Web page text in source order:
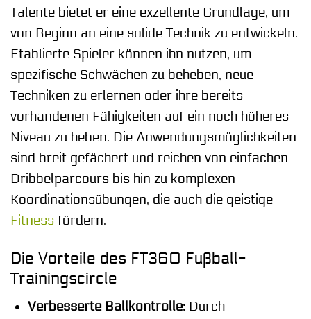
Talente bietet er eine exzellente Grundlage, um
von Beginn an eine solide Technik zu entwickeln.
Etablierte Spieler können ihn nutzen, um
spezifische Schwächen zu beheben, neue
Techniken zu erlernen oder ihre bereits
vorhandenen Fähigkeiten auf ein noch höheres
Niveau zu heben. Die Anwendungsmöglichkeiten
sind breit gefächert und reichen von einfachen
Dribbelparcours bis hin zu komplexen
Koordinationsübungen, die auch die geistige
Fitness fördern.
Die Vorteile des FT360 Fußball-
Trainingscircle
Verbesserte Ballkontrolle:Durch